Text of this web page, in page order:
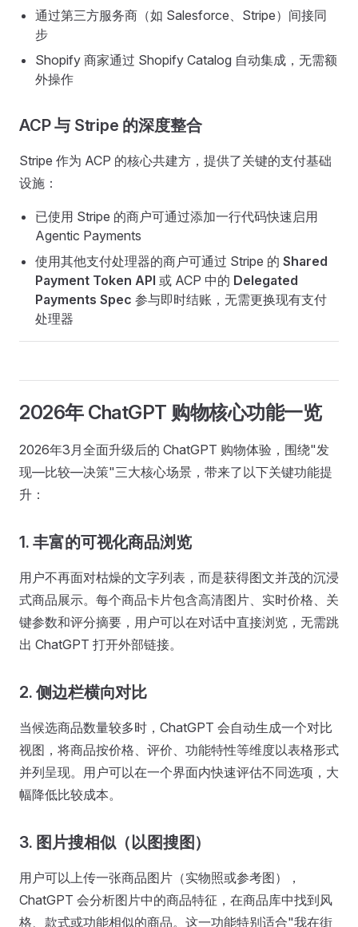
通过第三方服务商（如 Salesforce、Stripe）间接同
步
Shopify 商家通过 Shopify Catalog 自动集成，无需额
外操作
ACP 与 Stripe 的深度整合
Stripe 作为 ACP 的核心共建方，提供了关键的支付基础
设施：
已使用 Stripe 的商户可通过添加一行代码快速启用
Agentic Payments
使用其他支付处理器的商户可通过 Stripe 的 Shared
Payment Token API 或 ACP 中的 Delegated
Payments Spec 参与即时结账，无需更换现有支付
处理器
2026年 ChatGPT 购物核心功能一览
2026年3月全面升级后的 ChatGPT 购物体验，围绕"发
现—比较—决策"三大核心场景，带来了以下关键功能提
升：
1. 丰富的可视化商品浏览
用户不再面对枯燥的文字列表，而是获得图文并茂的沉浸
式商品展示。每个商品卡片包含高清图片、实时价格、关
键参数和评分摘要，用户可以在对话中直接浏览，无需跳
出 ChatGPT 打开外部链接。
2. 侧边栏横向对比
当候选商品数量较多时，ChatGPT 会自动生成一个对比
视图，将商品按价格、评价、功能特性等维度以表格形式
并列呈现。用户可以在一个界面内快速评估不同选项，大
幅降低比较成本。
3. 图片搜相似（以图搜图）
用户可以上传一张商品图片（实物照或参考图），
ChatGPT 会分析图片中的商品特征，在商品库中找到风
格、款式或功能相似的商品。这一功能特别适合"我在街